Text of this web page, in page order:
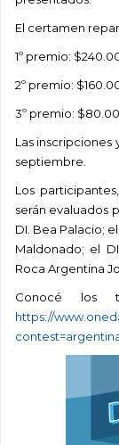
El certamen
1º premio:
2º premio:
3º premio:
Las inscripciones
septiembre.
Los
serán evaluados
DI. Bea Palacio;
Maldonado; el
Roca Argentina
Conocé los
https://